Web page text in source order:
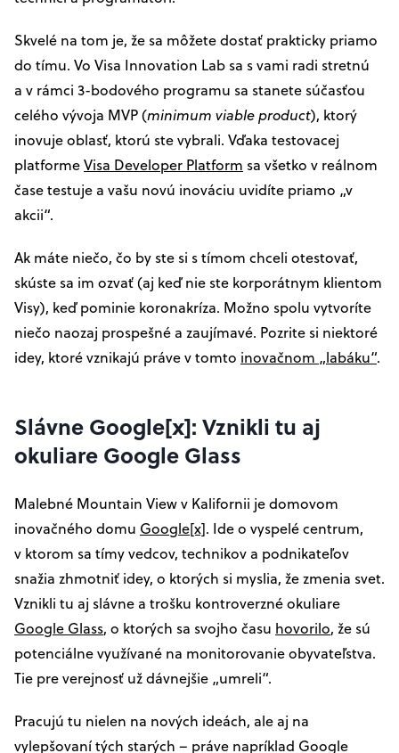
Skvelé na tom je, že sa môžete dostať prakticky priamo
do tímu. Vo Visa Innovation Lab sa s vami radi stretnú
a v rámci 3-bodového programu sa stanete súčasťou
celého vývoja MVP (minimum viable product), ktorý
inovuje oblasť, ktorú ste vybrali. Vďaka testovacej
platformeVisa Developer Platform sa všetko v reálnom
čase testuje a vašu novú inováciu uvidíte priamo „v
akcii“.
Ak máte niečo, čo by ste si s tímom chceli otestovať,
skúste sa im ozvať (aj keď nie ste korporátnym klientom
Visy), keď pominie koronakríza. Možno spolu vytvoríte
niečo naozaj prospešné a zaujímavé. Pozrite si niektoré
idey, ktoré vznikajú práve v tomto inovačnom „labáku“.
Slávne Google[x]: Vznikli tu aj
okuliare Google Glass
Malebné Mountain View v Kalifornii je domovom
inovačného domu Google[x]. Ide o vyspelé centrum,
v ktorom sa tímy vedcov, technikov a podnikateľov
snažia zhmotniť idey, o ktorých si myslia, že zmenia svet.
Vznikli tu aj slávne a trošku kontroverzné okuliare
Google Glass, o ktorých sa svojho času hovorilo, že sú
potenciálne využívané na monitorovanie obyvateľstva.
Tie pre verejnosť už dávnejšie „umreli“.
Pracujú tu nielen na nových ideách, ale aj na
vylepšovaní tých starých – práve napríklad Google